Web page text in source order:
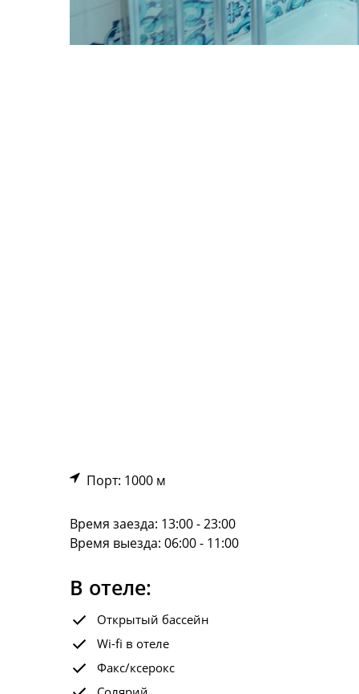
Порт: 1000 м
Время заезда: 13:00 - 23:00
Время выезда: 06:00 - 11:00
В отеле:
Открытый бассейн
Wi-fi в отеле
Факс/ксерокс